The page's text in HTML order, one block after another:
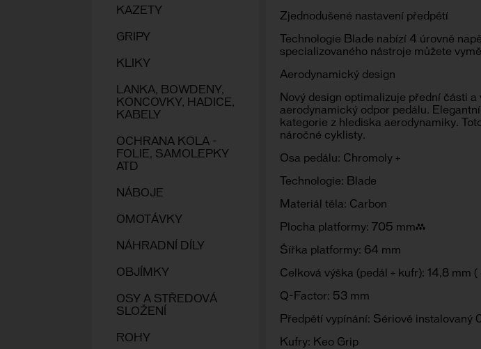
KAZETY
GRIPY
KLIKY
LANKA, BOWDENY,
KONCOVKY, HADICE,
KABELY
OCHRANA KOLA -
FOLIE, SAMOLEPKY
ATD
NÁBOJE
OMOTÁVKY
NÁHRADNÍ DÍLY
OBJÍMKY
OSY A STŘEDOVÁ
SLOŽENÍ
ROHY
Zjednodušené nastavení předpětí
Technologie Blade nabízí 4 úrovně
specializovaného nástroje můžete
Aerodynamický design
Nový design optimalizuje přední části
aerodynamický odpor pedálu.
kategorie z hlediska aerodynamiky.
náročné cyklisty.
Osa pedálu: Chromoly +
Technologie: Blade
Materiál těla: Carbon
Plocha platformy: 705 mm²
Šířka platformy: 64 mm
Celková výška (pedál + kufr): 14,8 mm (
Q-Factor: 53 mm
Předpětí vypínání: Sériově
Kufry: Keo Grip